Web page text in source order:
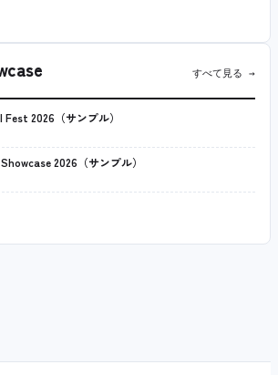
すべて見る →
2026（サンプル）
2026（サンプル）